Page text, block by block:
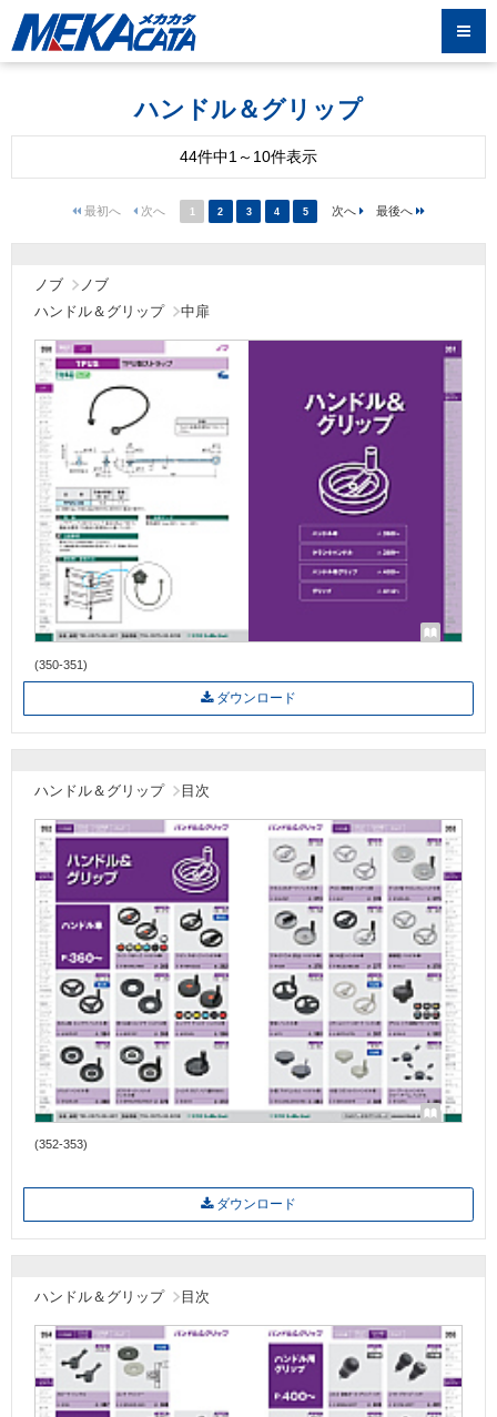
ハンドル＆グリップ
44件中1～10件表示
1 2 3 4 5
ノブ
ノブ
ハンドル＆グリップ
中扉
(350-351)
ダウンロード
ハンドル＆グリップ 目次
(352-353)
ダウンロード
ハンドル＆グリップ 目次